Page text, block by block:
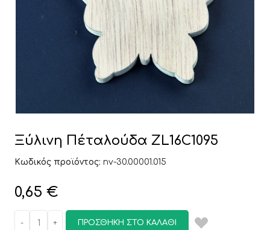
Ξύλινη Πέταλούδα ZL16C1095
Κωδικός προϊόντος: nv-30.00001.015
0,65 €
ΠΡΟΣΘΉΚΗ ΣΤΟ ΚΑΛΆΘΙ